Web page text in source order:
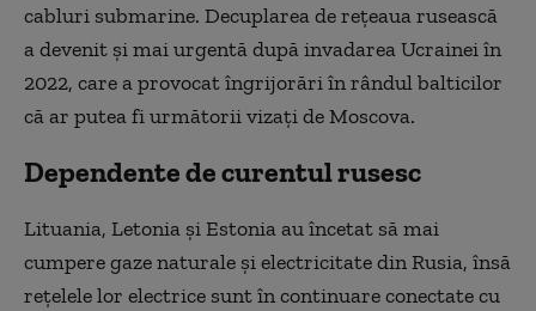
cabluri submarine. Decuplarea de reţeaua rusească
a devenit şi mai urgentă după invadarea Ucrainei în
2022, care a provocat îngrijorări în rândul balticilor
că ar putea fi următorii vizaţi de Moscova.
Dependente de curentul rusesc
Lituania, Letonia şi Estonia au încetat să mai
cumpere gaze naturale şi electricitate din Rusia, însă
reţelele lor electrice sunt în continuare conectate cu